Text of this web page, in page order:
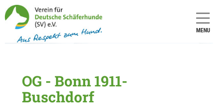
MENU
OG - Bonn 1911-
Buschdorf